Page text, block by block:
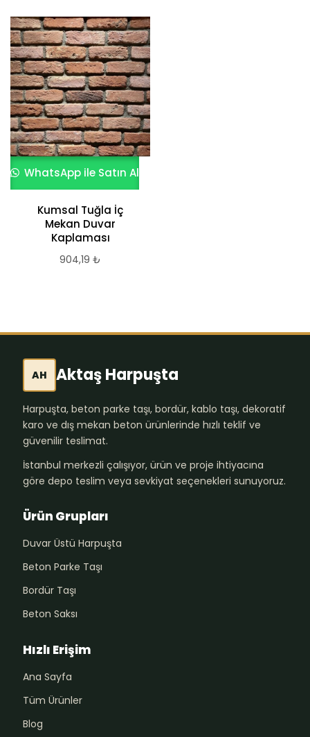
WhatsApp ile Satın Al
Kumsal Tuğla İç
Mekan Duvar
Kaplaması
904,19 ₺
AH Aktaş Harpuşta
Harpuşta, beton parke taşı, bordür, kablo taşı, dekoratif
karo ve dış mekan beton ürünlerinde hızlı teklif ve
güvenilir teslimat.
İstanbul merkezli çalışıyor, ürün ve proje ihtiyacına
göre depo teslim veya sevkiyat seçenekleri sunuyoruz.
Ürün Grupları
Duvar Üstü Harpuşta
Beton Parke Taşı
Bordür Taşı
Beton Saksı
Hızlı Erişim
Ana Sayfa
Tüm Ürünler
Blog